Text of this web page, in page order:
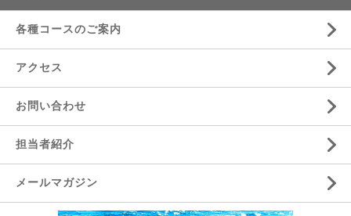
各種コースのご案内
アクセス
お問い合わせ
担当者紹介
メールマガジン